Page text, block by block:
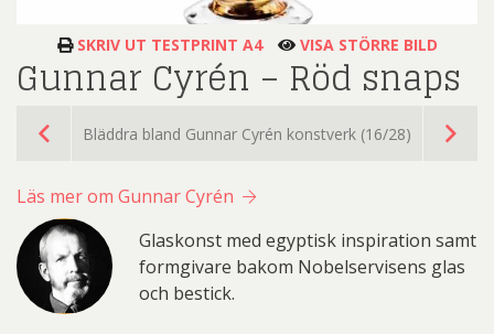
SKRIV UT TESTPRINT A4 VISA STÖRRE BILD
Gunnar Cyrén – Röd snaps
Bläddra bland Gunnar Cyrén konstverk (16/28)
Läs mer om Gunnar Cyrén
Glaskonst med egyptisk inspiration samt
formgivare bakom Nobelservisens glas
och bestick.